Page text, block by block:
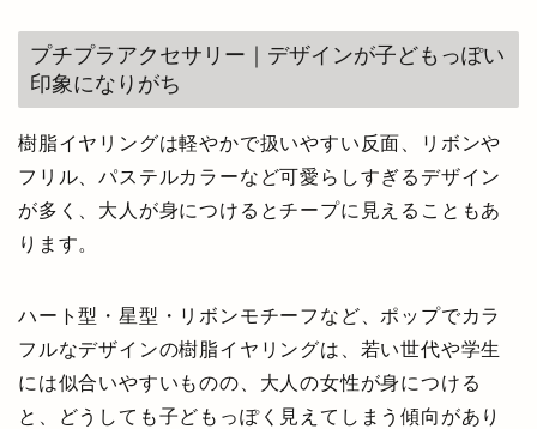
プチプラアクセサリー｜デザインが子どもっぽい
印象になりがち
樹脂イヤリングは軽やかで扱いやすい反面、リボンや
フリル、パステルカラーなど可愛らしすぎるデザイン
が多く、大人が身につけるとチープに見えることもあ
ります。
ハート型・星型・リボンモチーフなど、ポップでカラ
フルなデザインの樹脂イヤリングは、若い世代や学生
には似合いやすいものの、大人の女性が身につける
と、どうしても子どもっぽく見えてしまう傾向があり